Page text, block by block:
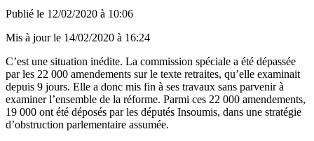
Publié le 12/02/2020 à 10:06
Mis à jour le 14/02/2020 à 16:24
C’est une situation inédite. La commission spéciale a été dépassée
par les 22 000 amendements sur le texte retraites, qu’elle examinait
depuis 9 jours. Elle a donc mis fin à ses travaux sans parvenir à
examiner l’ensemble de la réforme. Parmi ces 22 000 amendements,
19 000 ont été déposés par les députés Insoumis, dans une stratégie
d’obstruction parlementaire assumée.